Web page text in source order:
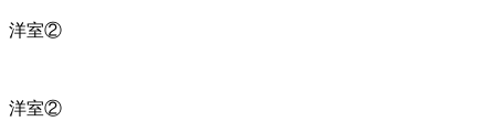
洋室②
洋室②